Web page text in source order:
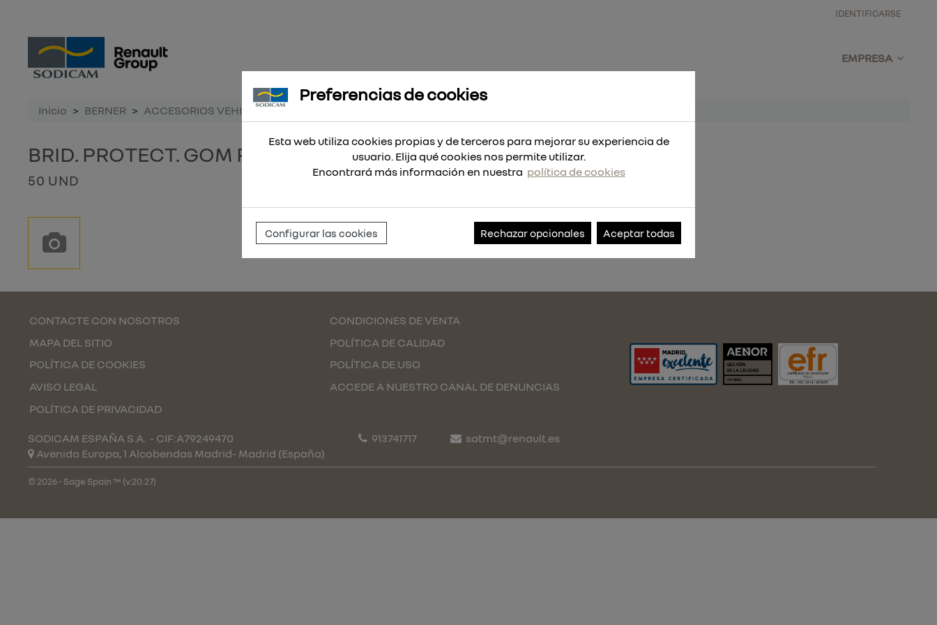
IDENTIFICARSE
EMPRESA
Inicio BERNER ACCESORIOS VEHICULO
BRID. PROTECT. GOM RSGU 18X12
50 UND
Referencia:22853-50
CONTACTE CON NOSOTROS
MAPA DEL SITIO
POLÍTICA DE COOKIES
AVISO LEGAL
POLÍTICA DE PRIVACIDAD
CONDICIONES DE VENTA
POLÍTICA DE CALIDAD
POLÍTICA DE USO
ACCEDE A NUESTRO CANAL DE DENUNCIAS
SODICAM ESPAÑA S.A. - CIF:A79249470
Avenida Europa, 1 Alcobendas Madrid- Madrid (España)
913741717 satmt@renault.es
© 2026 - Sage Spain ™ (v.20.27)
Preferencias de cookies
Esta web utiliza cookies propias y de terceros para mejorar su experiencia de
usuario. Elija qué cookies nos permite utilizar.
Encontrará más información en nuestra política de cookies
Configurar las cookies Rechazar opcionales Aceptar todas